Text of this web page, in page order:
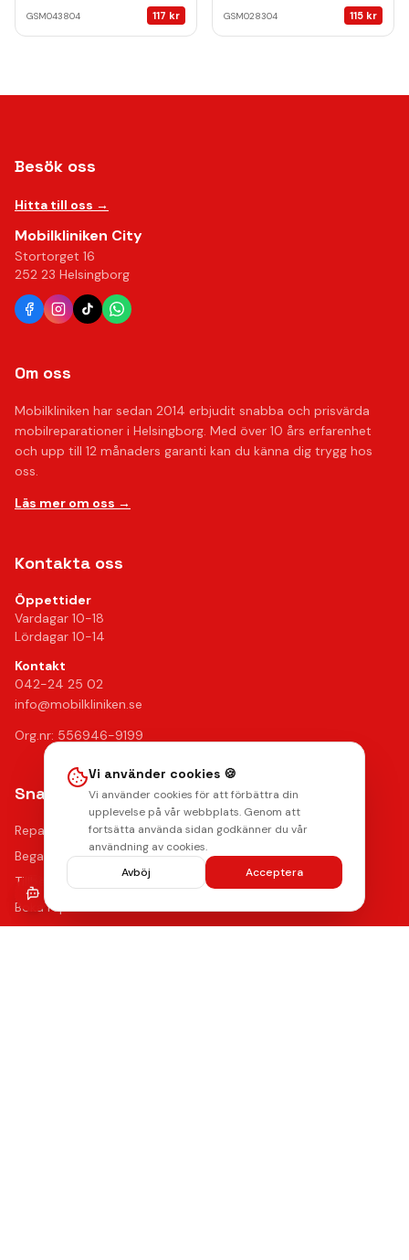
GSM043804 117 kr GSM028304 115 kr
Besök oss
Hitta till oss →
Mobilkliniken City
Stortorget 16
252 23 Helsingborg
Om oss
Mobilkliniken har sedan 2014 erbjudit snabba och prisvärda
mobilreparationer i Helsingborg. Med över 10 års erfarenhet
och upp till 12 månaders garanti kan du känna dig trygg hos
oss.
Läs mer om oss →
Kontakta oss
Öppettider
Vardagar 10-18
Lördagar 10-14
Kontakt
042-24 25 02
info@mobilkliniken.se
Org.nr: 556946-9199
Snabblänkar
Reparationer
Begagnade mobiler
Tillbehör
Boka reparation
Vi använder cookies 🍪
Vi använder cookies för att förbättra din
upplevelse på vår webbplats. Genom att
fortsätta använda sidan godkänner du vår
användning av cookies.
Avböj
Acceptera